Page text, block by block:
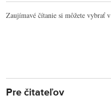
Zaujímavé čítanie si môžete vybrať v
Pre čitateľov